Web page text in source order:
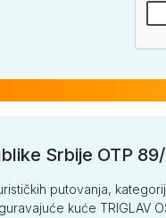
Srbije OTP
putovanja,
kuće TRIGLAV